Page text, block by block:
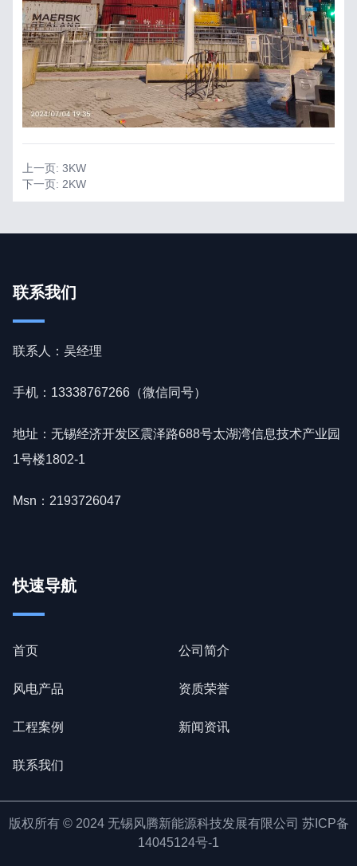
上一页: 3KW
下一页: 2KW
联系我们
联系人：吴经理
手机：13338767266（微信同号）
地址：无锡经济开发区震泽路688号太湖湾信息技术产业园
1号楼1802-1
Msn：2193726047
快速导航
首页 公司简介
风电产品 资质荣誉
工程案例 新闻资讯
联系我们
版权所有 © 2024 无锡风腾新能源科技发展有限公司 苏ICP备
14045124号-1